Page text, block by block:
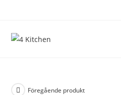
Föregående produkt